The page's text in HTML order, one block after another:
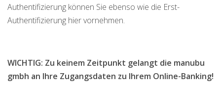
Authentifizierung können Sie ebenso wie die Erst-
Authentifizierung hier vornehmen.
WICHTIG: Zu keinem Zeitpunkt gelangt die manubu
gmbh an Ihre Zugangsdaten zu Ihrem Online-Banking!